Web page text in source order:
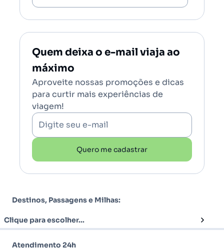
Quem deixa o e-mail viaja ao
máximo
Aproveite nossas promoções e dicas
para curtir mais experiências de
viagem!
Digite seu e-mail
Quero me cadastrar
Destinos, Passagens e Milhas:
Clique para escolher...
Atendimento 24h